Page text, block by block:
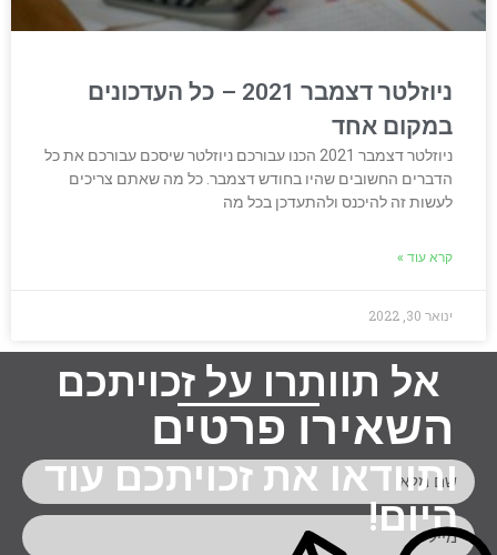
ניוזלטר דצמבר 2021 – כל העדכונים
במקום אחד
ניוזלטר דצמבר 2021 הכנו עבורכם ניוזלטר שיסכם עבורכם את כל
הדברים החשובים שהיו בחודש דצמבר. כל מה שאתם צריכים
לעשות זה להיכנס ולהתעדכן בכל מה
קרא עוד »
ינואר 30, 2022
אל תוותרו על זכויתכם
השאירו פרטים
ותוודאו את זכויתכם עוד
היום!